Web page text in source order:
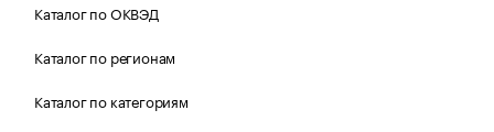
Каталог по ОКВЭД
Каталог по регионам
Каталог по категориям